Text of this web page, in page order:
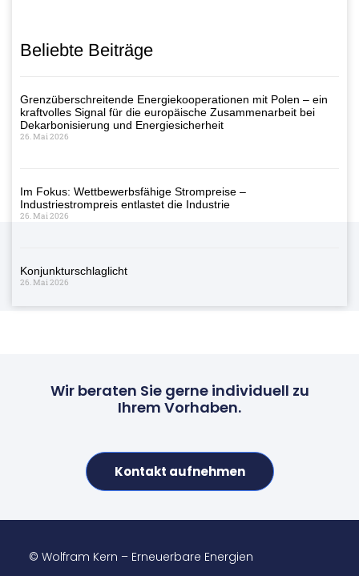
Beliebte Beiträge
Grenzüberschreitende Energiekooperationen mit Polen – ein
kraftvolles Signal für die europäische Zusammenarbeit bei
Dekarbonisierung und Energiesicherheit
26. Mai 2026
Im Fokus: Wettbewerbsfähige Strompreise –
Industriestrompreis entlastet die Industrie
26. Mai 2026
Konjunkturschlaglicht
26. Mai 2026
Wir beraten Sie gerne individuell zu
Ihrem Vorhaben.
Kontakt aufnehmen
© Wolfram Kern – Erneuerbare Energien